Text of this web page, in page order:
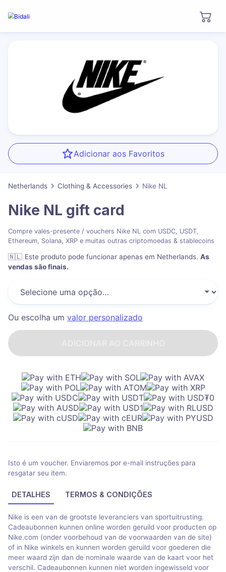
Adicionar aos Favoritos
Netherlands Clothing & Accessories Nike NL
Nike NL gift card
Compre vales-presente / vouchers Nike NL com USDC, USDT,
Ethereum, Solana, XRP e muitas outras criptomoedas & stablecoins
🇳🇱 Este produto pode funcionar apenas em Netherlands. As
vendas são finais.
Ou escolha um valor personalizado
Isto é um voucher. Enviaremos por e-mail instruções para
resgatar seu item.
DETALHES TERMOS & CONDIÇÕES
Nike is een van de grootste leveranciers van sportuitrusting.
Cadeaubonnen kunnen online worden geruild voor producten op
Nike.com (onder voorbehoud van de voorwaarden van de site)
of in Nike winkels en kunnen worden geruild voor goederen die
meer waard zijn dan de nominale waarde van de kaart voor het
verschil. Cadeaubonnen kunnen niet worden ingewisseld voor